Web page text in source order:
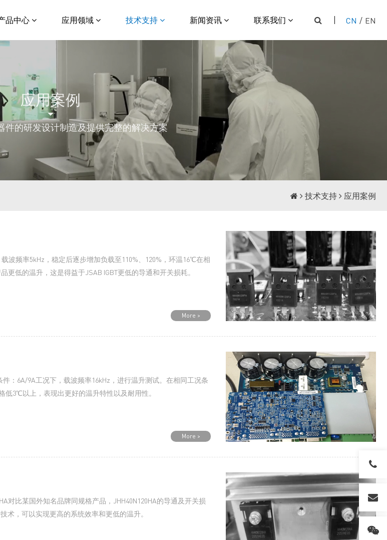
品中心 应用领域 技术支持 新闻资讯 联系我们 CN / EN
应用案例
件的研发设计制造及提供完整的解决方案
技术支持 应用案例
波频率5kHz，稳定后逐步增加负载至110%、120%，环温16℃在相
低的温升，这是得益于JSAB IGBT更低的导通和开关损耗。
More >
：6A/9A工况下，载波频率16kHz，进行温升测试。在相同工况条
低3℃以上，表现出更好的温升特性以及耐用性。
More >
对比某国外知名品牌同规格产品，JHH40N120HA的导通及开关损
术，可以实现更高的系统效率和更低的温升。